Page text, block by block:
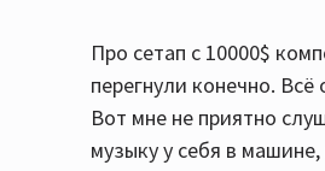
Про сетап с 10000$
перегнули конечно. Всё
Вот мне не приятно
музыку у себя в